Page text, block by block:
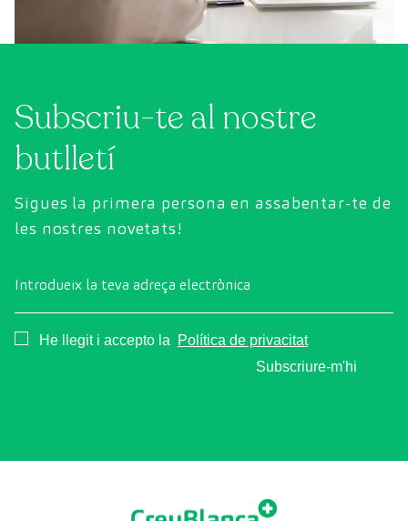
Subscriu-te al nostre
butlletí
Sigues la primera persona en assabentar-te de
les nostres novetats!
Introdueix la teva adreça electrònica
Consentimiento
He llegit i accepto la
Política de privacitat
Subscriure-m'hi